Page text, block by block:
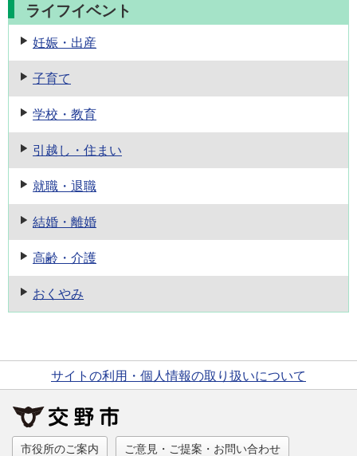
ライフイベント
妊娠・出産
子育て
学校・教育
引越し・住まい
就職・退職
結婚・離婚
高齢・介護
おくやみ
サイトの利用・個人情報の取り扱いについて
市役所のご案内 ご意見・ご提案・お問い合わせ